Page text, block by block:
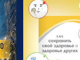
СМОТРЕТЬ
ПЕРЕДАЧИ